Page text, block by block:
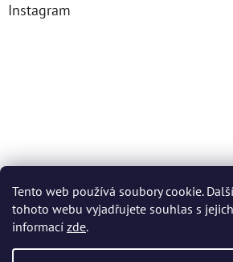
Tento web používá soubory cookie.
tohoto webu vyjadřujete souhlas s
informací zde.
Instagram
Sledovat na Instagramu